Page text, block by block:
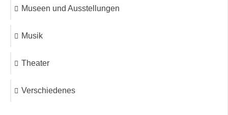
Museen und Ausstellungen
Musik
Theater
Verschiedenes